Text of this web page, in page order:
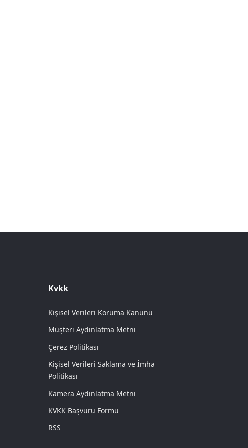
Kvkk
Kişisel Verileri Koruma Kanunu
Müşteri Aydınlatma Metni
Çerez Politikası
Kişisel Verileri Saklama ve İmha
Politikası
Kamera Aydınlatma Metni
KVKK Başvuru Formu
RSS